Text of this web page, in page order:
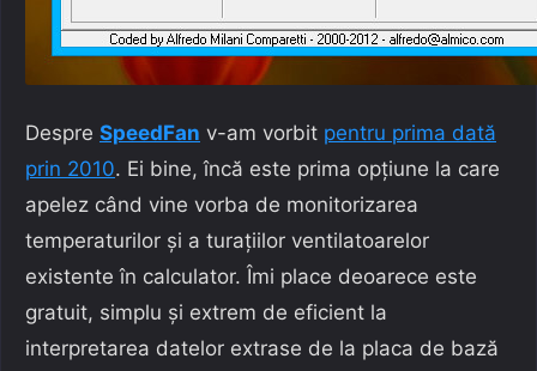
Despre SpeedFan v-am vorbit pentru prima dată
prin 2010. Ei bine, încă este prima opțiune la care
apelez când vine vorba de monitorizarea
temperaturilor și a turațiilor ventilatoarelor
existente în calculator. Îmi place deoarece este
gratuit, simplu și extrem de eficient la
interpretarea datelor extrase de la placa de bază